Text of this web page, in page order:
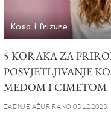
Kosa i frizure
5 KORAKA ZA
POSVJETLJIVANJE
MEDOM I CIMETOM
ZADNJE AŽURIRANO 05.12.2023.